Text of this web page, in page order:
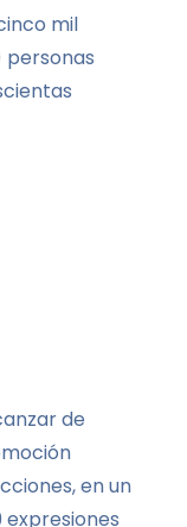
mil
personas
de
en un